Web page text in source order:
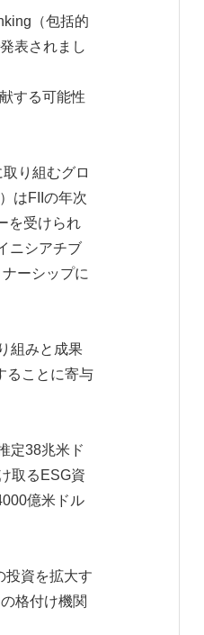
（包括的
表されまし
する可能性
り組むグロ
はFIIの年次
を受けられ
ニシアチブ
ーシップに
組みと成果
ることに寄与
定38兆米ド
取るESG資
億米ドル
投資を拡大す
格付け機関